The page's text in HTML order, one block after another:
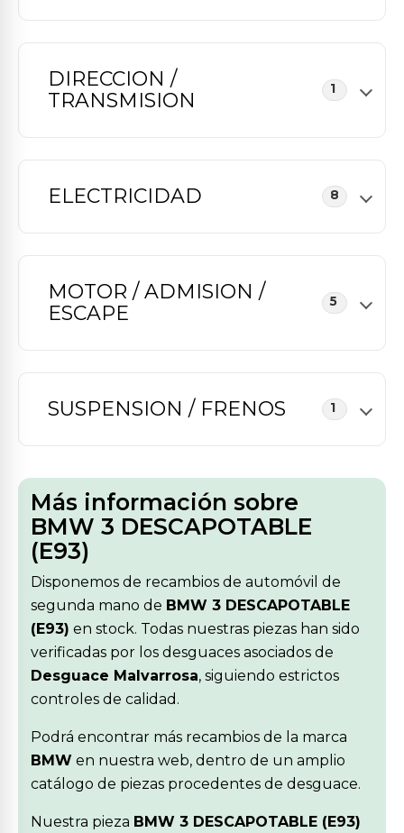
DIRECCION /
TRANSMISION
1
ELECTRICIDAD 8
MOTOR / ADMISION /
ESCAPE
5
SUSPENSION / FRENOS 1
Más información sobre
BMW 3 DESCAPOTABLE
(E93)
Disponemos de recambios de automóvil de
segunda mano de BMW 3 DESCAPOTABLE
(E93) en stock. Todas nuestras piezas han sido
verificadas por los desguaces asociados de
Desguace Malvarrosa, siguiendo estrictos
controles de calidad.
Podrá encontrar más recambios de la marca
BMW en nuestra web, dentro de un amplio
catálogo de piezas procedentes de desguace.
Nuestra pieza BMW 3 DESCAPOTABLE (E93)